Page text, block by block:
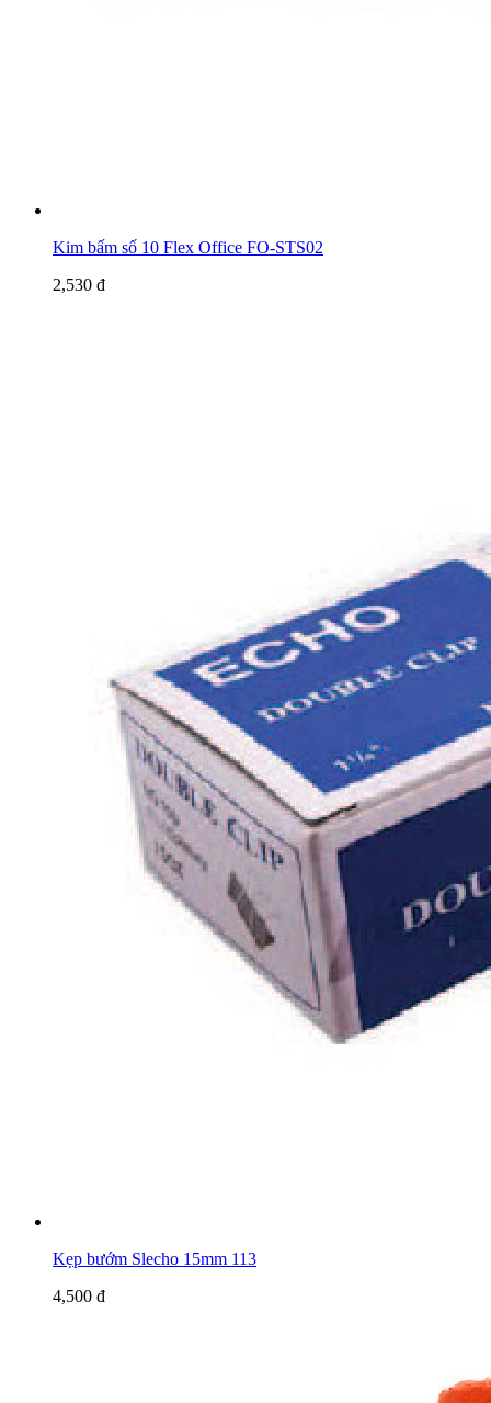
Kim bấm số 10 Flex Office FO-STS02
2,530 đ
Kẹp bướm Slecho 15mm 113
4,500 đ